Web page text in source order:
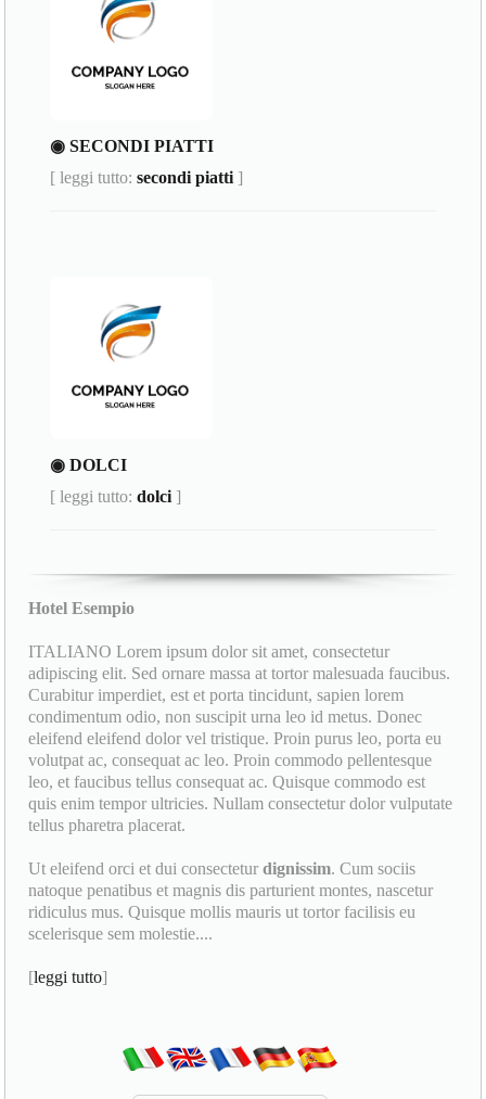
◉ SECONDI PIATTI
[ leggi tutto:secondi piatti ]
◉ DOLCI
[ leggi tutto:dolci ]
Hotel Esempio
ITALIANO Lorem ipsum dolor sit amet, consectetur
adipiscing elit. Sed ornare massa at tortor malesuada faucibus.
Curabitur imperdiet, est et porta tincidunt, sapien lorem
condimentum odio, non suscipit urna leo id metus. Donec
eleifend eleifend dolor vel tristique. Proin purus leo, porta eu
volutpat ac, consequat ac leo. Proin commodo pellentesque
leo, et faucibus tellus consequat ac. Quisque commodo est
quis enim tempor ultricies. Nullam consectetur dolor vulputate
tellus pharetra placerat.
Ut eleifend orci et dui consecteturdignissim. Cum sociis
natoque penatibus et magnis dis parturient montes, nascetur
ridiculus mus. Quisque mollis mauris ut tortor facilisis eu
scelerisque sem molestie....
[leggi tutto]